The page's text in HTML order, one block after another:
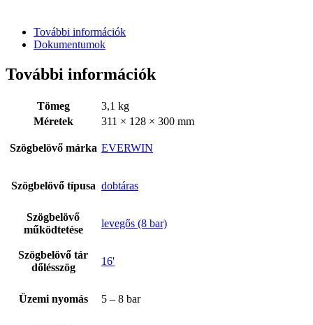
További információk
Dokumentumok
További információk
Tömeg
3,1 kg
Méretek
311 × 128 × 300 mm
Szögbelövő márka EVERWIN
Szögbelövő típusa dobtáras
Szögbelövő
működtetése
levegős (8 bar)
Szögbelövő tár
dőlésszög
16'
Üzemi nyomás 5 – 8 bar